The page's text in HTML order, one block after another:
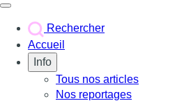
Rechercher
Accueil
Info
Tous nos articles
Nos reportages